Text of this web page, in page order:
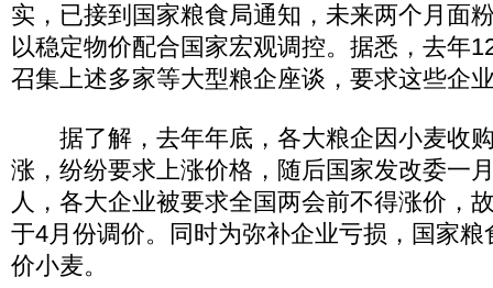
实，已接到国家粮食局通知，未来两个月面
以稳定物价配合国家宏观调控。据悉，去年
召集上述多家等大型粮企座谈，要求这些企
据了解，去年年底，各大粮企因小麦收
涨，纷纷要求上涨价格，随后国家发改委一
人，各大企业被要求全国两会前不得涨价，
于4月份调价。同时为弥补企业亏损，国家
价小麦。